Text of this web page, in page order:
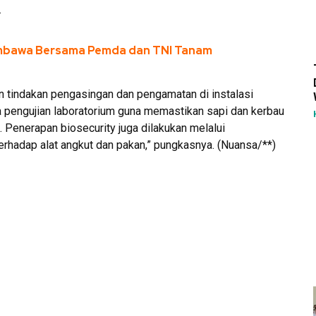
Bersama Pemda dan TNI Tanam
tindakan pengasingan dan pengamatan di instalasi
laboratorium guna memastikan sapi dan kerbau
biosecurity juga dilakukan melalui
alat angkut dan pakan,” pungkasnya. (Nuansa/**)